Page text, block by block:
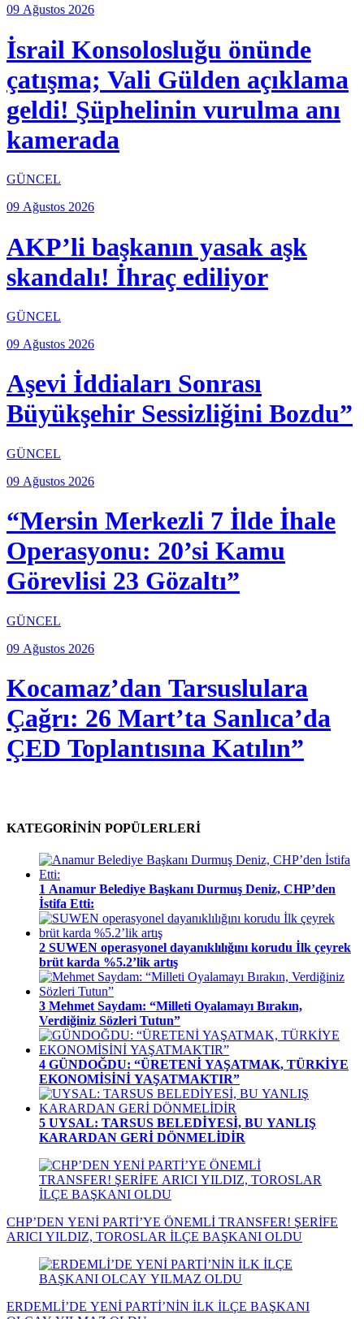
09 Ağustos 2026
İsrail Konsolosluğu önünde
çatışma; Vali Gülden açıklama
geldi! Şüphelinin vurulma anı
kamerada
GÜNCEL
09 Ağustos 2026
AKP’li başkanın yasak aşk
skandalı! İhraç ediliyor
GÜNCEL
09 Ağustos 2026
Aşevi İddiaları Sonrası
Büyükşehir Sessizliğini Bozdu”
GÜNCEL
09 Ağustos 2026
“Mersin Merkezli 7 İlde İhale
Operasyonu: 20’si Kamu
Görevlisi 23 Gözaltı”
GÜNCEL
09 Ağustos 2026
Kocamaz’dan Tarsuslulara
Çağrı: 26 Mart’ta Sanlıca’da
ÇED Toplantısına Katılın”
KATEGORİNİN POPÜLERLERİ
1 Anamur Belediye Başkanı Durmuş Deniz, CHP’den
İstifa Etti:
2 SUWEN operasyonel dayanıklılığını korudu İlk çeyrek
brüt karda %5.2’lik artış
3 Mehmet Saydam: “Milleti Oyalamayı Bırakın,
Verdiğiniz Sözleri Tutun”
4 GÜNDOĞDU: “ÜRETENİ YAŞATMAK, TÜRKİYE
EKONOMİSİNİ YAŞATMAKTIR”
5 UYSAL: TARSUS BELEDİYESİ, BU YANLIŞ
KARARDAN GERİ DÖNMELİDİR
CHP’DEN YENİ PARTİ’YE ÖNEMLİ TRANSFER! ŞERİFE
ARICI YILDIZ, TOROSLAR İLÇE BAŞKANI OLDU
ERDEMLİ’DE YENİ PARTİ’NİN İLK İLÇE BAŞKANI